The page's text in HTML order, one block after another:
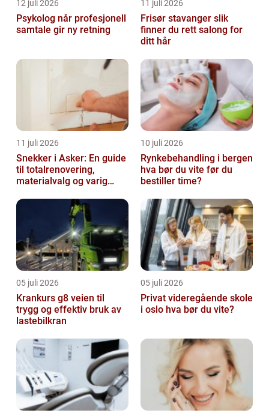
12 juli 2026
Psykolog når profesjonell
samtale gir ny retning
11 juli 2026
Frisør stavanger slik
finner du rett salong for
ditt hår
11 juli 2026
Snekker i Asker: En guide
til totalrenovering,
materialvalg og varig
10 juli 2026
Rynkebehandling i bergen
hva bør du vite før du
bestiller time?
05 juli 2026
Krankurs g8 veien til
trygg og effektiv bruk av
lastebilkran
05 juli 2026
Privat videregående skole
i oslo hva bør du vite?